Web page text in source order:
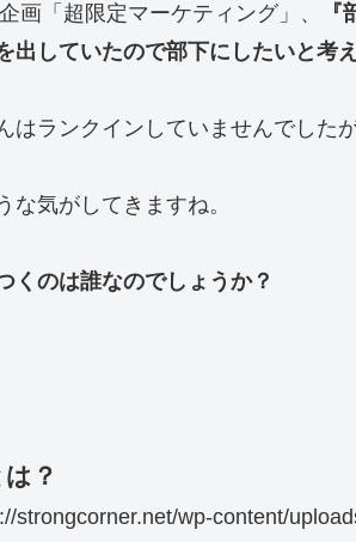
画「超限定マーケティング」、
出していたので部下にしたいと考
はランクインしていませんでした
な気がしてきますね。
くのは誰なのでしょうか？
？
strongcorner.net/wp-content/